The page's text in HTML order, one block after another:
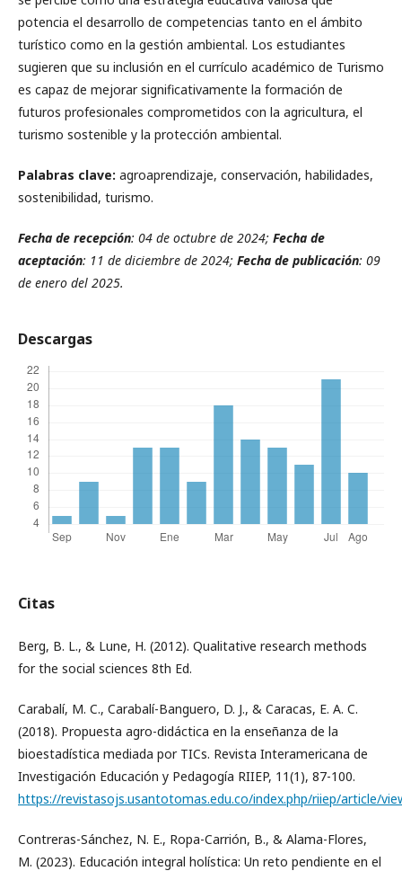
potencia el desarrollo de competencias tanto en el ámbito
turístico como en la gestión ambiental. Los estudiantes
sugieren que su inclusión en el currículo académico de Turismo
es capaz de mejorar significativamente la formación de
futuros profesionales comprometidos con la agricultura, el
turismo sostenible y la protección ambiental.
Palabras clave: agroaprendizaje, conservación, habilidades,
sostenibilidad, turismo.
Fecha de recepción: 04 de octubre de 2024; Fecha de
aceptación: 11 de diciembre de 2024; Fecha de publicación: 09
de enero del 2025.
Descargas
Citas
Berg, B. L., & Lune, H. (2012). Qualitative research methods
for the social sciences 8th Ed.
Carabalí, M. C., Carabalí-Banguero, D. J., & Caracas, E. A. C.
(2018). Propuesta agro-didáctica en la enseñanza de la
bioestadística mediada por TICs. Revista Interamericana de
Investigación Educación y Pedagogía RIIEP, 11(1), 87-100.
https://revistasojs.usantotomas.edu.co/index.php/riiep/article/
Contreras-Sánchez, N. E., Ropa-Carrión, B., & Alama-Flores,
M. (2023). Educación integral holística: Un reto pendiente en el